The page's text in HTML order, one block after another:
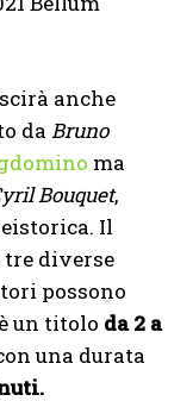
anche
da Bruno
ma
Bouquet,
Il
tre diverse
possono
un titolo da 2 a
una durata